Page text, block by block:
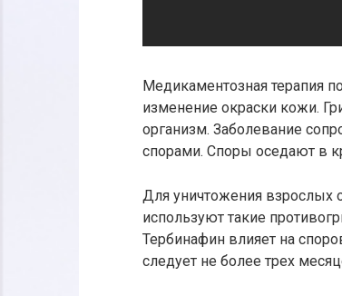
Медикаментозная терапия
изменение окраски кожи.
организм. Заболевание
спорами. Споры оседают в
Для уничтожения взрослых
используют такие
Тербинафин влияет на
следует не более трех